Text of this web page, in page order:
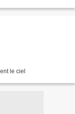
le ciel